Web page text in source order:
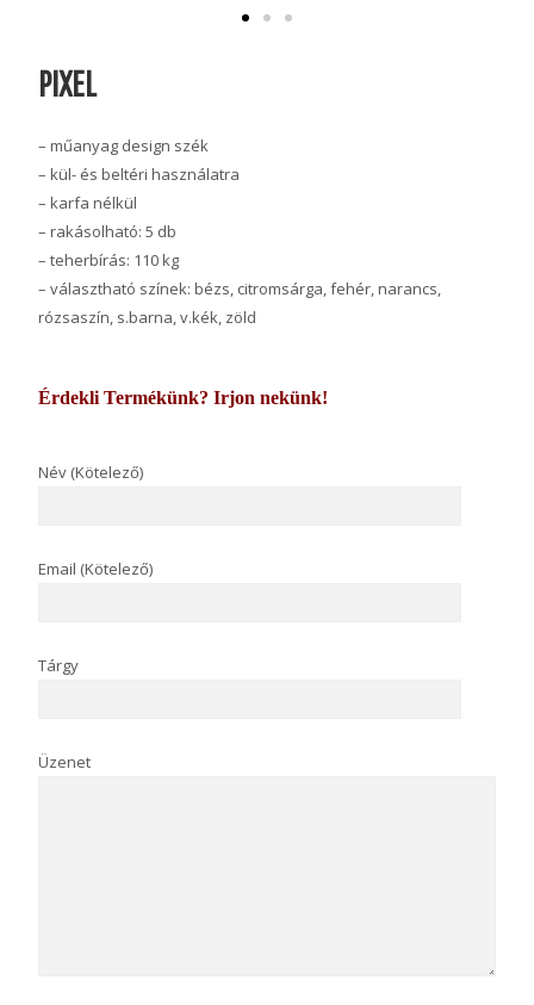
PIXEL
– műanyag design szék
– kül- és beltéri használatra
– karfa nélkül
– rakásolható: 5 db
– teherbírás: 110 kg
– választható színek: bézs, citromsárga, fehér, narancs,
rózsaszín, s.barna, v.kék, zöld
Érdekli Termékünk? Irjon nekünk!
Név (Kötelező)
Email (Kötelező)
Tárgy
Üzenet